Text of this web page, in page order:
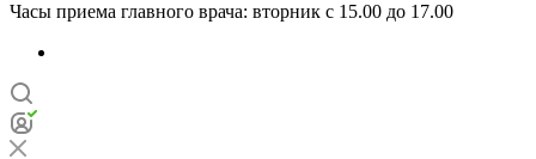
Часы приема главного врача: вторник с 15.00 до 17.00